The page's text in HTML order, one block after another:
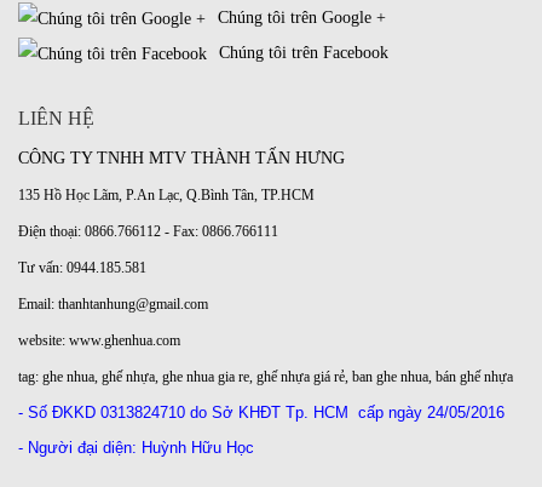
Chúng tôi trên Google +
Chúng tôi trên Facebook
LIÊN HỆ
CÔNG TY TNHH MTV THÀNH TẤN HƯNG
135 Hồ Học Lãm, P.An Lạc, Q.Bình Tân, TP.HCM
Điện thoại: 0866.766112 - Fax: 0866.766111
Tư vấn: 0944.185.581
Email: thanhtanhung@gmail.com
website: www.ghenhua.com
tag: ghe nhua ghế nhựa ghe nhua gia re ghế nhựa giá rẻ ban ghe nhua bán ghế nhựa
- Số ĐKKD 0313824710 do Sở KHĐT Tp. HCM cấp ngày 24/05/2016
- Người đại diện: Huỳnh Hữu Học